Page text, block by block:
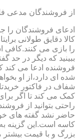
از فروشندگان مدعی
ادعای فروشندگان را
کالا دقایق طولانی
را بازی می کنند.کافی
ببینید که دیگر در حد
فروشنده ادعا می کند
شده ای دارد،از او
شفاف در فاکتور
کمک می کند تا اگر
راحتی بتوانید از
حاضر نشد گفته های
کاسه است.این گزینه
بزرگ و با قیمت بیشتر